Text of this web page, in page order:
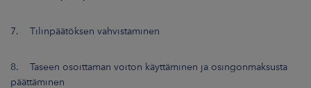
7. Tilinpäätöksen vahvistaminen
8. Taseen osoittaman voiton käyttäminen ja osingonmaksusta
päättäminen